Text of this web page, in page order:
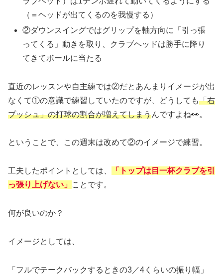
（＝ヘッドが出てくるのを我慢する）
②ダウンスイングではグリップを軸方向に「引っ張
ってくる」動きを取り、クラブヘッドは勝手に降り
てきてボールに当たる
直近のレッスンや自主練では②だとあんまりイメージが出
なくて①の意識で練習していたのですが、どうしても「右
プッシュ」の打球の割合が増えてしまうんですよね👀。
ということで、この週末は改めて②のイメージで練習。
工夫したポイントとしては、
「トップは目一杯クラブを引
っ張り上げない」 ことです。
何が良いのか？
イメージとしては、
「フルでテークバックするときの3／4くらいの振り幅」